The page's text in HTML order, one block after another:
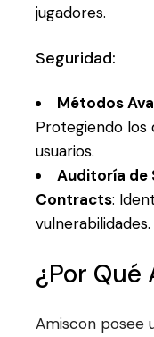
jugadores.
Seguridad:
Métodos
Protegiendo los
usuarios.
Auditoría de
Contracts:
vulnerabilidades.
¿Por Qué
Amiscon posee